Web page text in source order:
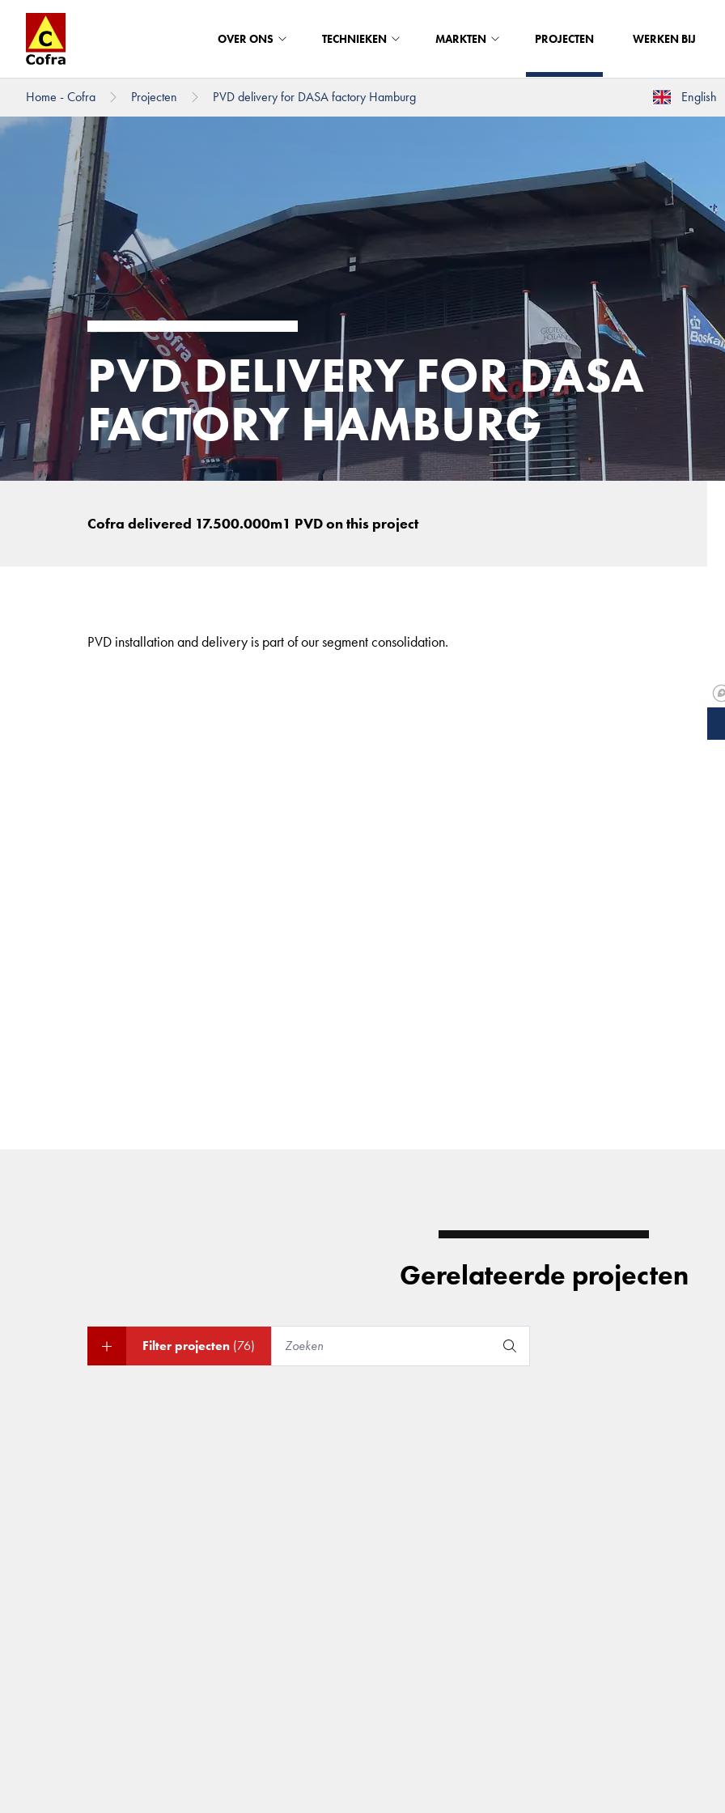
Direct naar hoofdinhoud
OVER ONS TECHNIEKEN MARKTEN PROJECTEN WERKEN BIJ
Home - Cofra Projecten PVD delivery for DASA factory Hamburg English
PVD DELIVERY FOR DASA
FACTORY HAMBURG
Cofra delivered 17.500.000m1 PVD on this project
PVD installation and delivery is part of our segment consolidation.
Gerelateerde projecten
Filter projecten (76)